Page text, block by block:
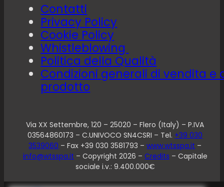
Contatti
Privacy Policy
Cookie Policy
Whistleblowing
Politica della Qualità
Condizioni generali di vendita e
prodotto
Via XX Settembre, 120 – 25020 – Flero (Italy) – P.IVA
03564860173 – C.UNIVOCO SN4CSRI – Tel. +39 030
3539060 – Fax +39 030 3581793 –www.wtsspa.it –
info@wtsspa.it – Copyright 2026 – Credits – Capitale
sociale i.v.: 9.400.000€